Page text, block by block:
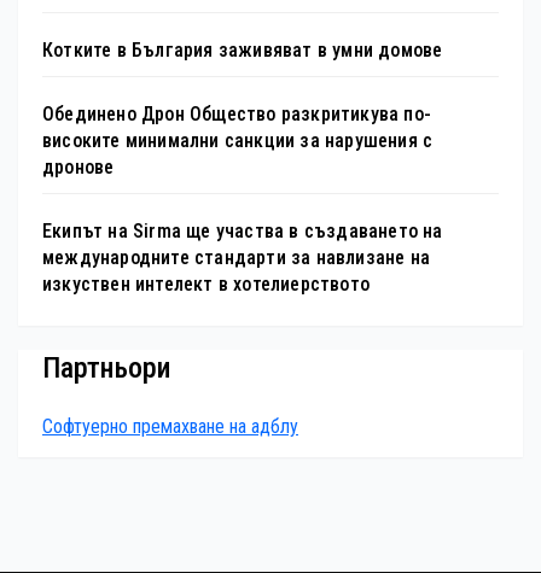
Котките в България заживяват в умни домове
Обединено Дрон Общество разкритикува по-
високите минимални санкции за нарушения с
дронове
Екипът на Sirma ще участва в създаването на
международните стандарти за навлизане на
изкуствен интелект в хотелиерството
Партньори
Софтуерно премахване на адблу